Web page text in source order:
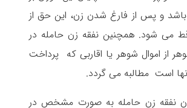
و پس از فارغ شدن زن، این حق از
می شود. همچنین نفقه زن حامله در
از اموال شوهر یا اقاربی که پرداخت
است مطالبه می گردد.
نفقه زن حامله به صورت مشخص در